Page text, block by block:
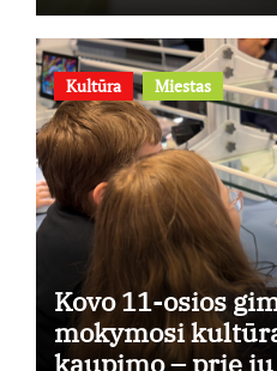
Kultūra Miestas
Kovo 11-osios
mokymosi
kaupimo – prie